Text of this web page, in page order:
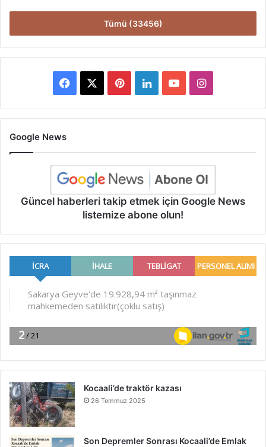
Tümü (33456)
Facebook PinterestLinkedInYouTubeInstagram
Google News
Güncel haberleri takip etmek için Google News
listemize abone olun!
Kocaali’de traktör kazası
26 Temmuz 2025
Son Depremler Sonrası Kocaali’de Emlak